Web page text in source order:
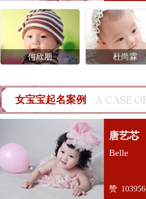
何欣朋 杜尚霖
女宝宝起名案例
唐艺芯
Belle
赞 103956